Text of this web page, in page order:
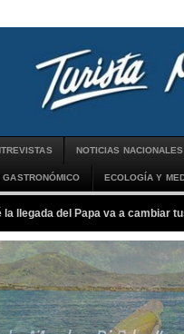
NOTICIAS NACIONALES
ECOLOGÍA Y
la llegada del Papa va a cambiar